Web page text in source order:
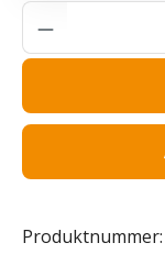
Produkt
Produktnummer: